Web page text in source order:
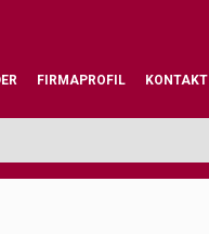
FIRMAPROFIL KONTAKT